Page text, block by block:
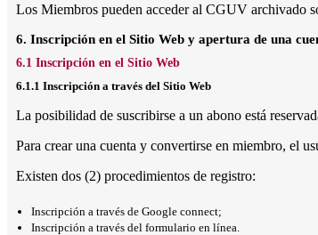
Los Miembros pueden acceder al CGUV archivado
6. Inscripción en el Sitio Web y apertura de una
6.1 Inscripción en el Sitio Web
6.1.1 Inscripción a través del Sitio Web
La posibilidad de suscribirse a un abono está
Para crear una cuenta y convertirse en miembro, el
Existen dos (2) procedimientos de registro:
Inscripción a través de Google connect;
Inscripción a través del formulario en línea.